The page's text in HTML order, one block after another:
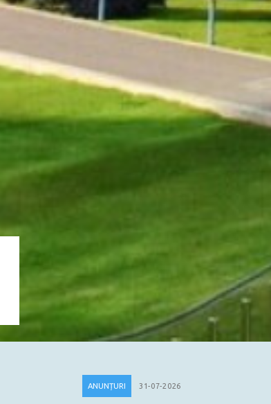
ANUNȚURI 31-07-2026